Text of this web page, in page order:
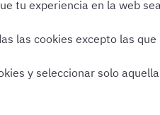
de
tu experiencia en la web sea
las cookies excepto las que
y seleccionar solo